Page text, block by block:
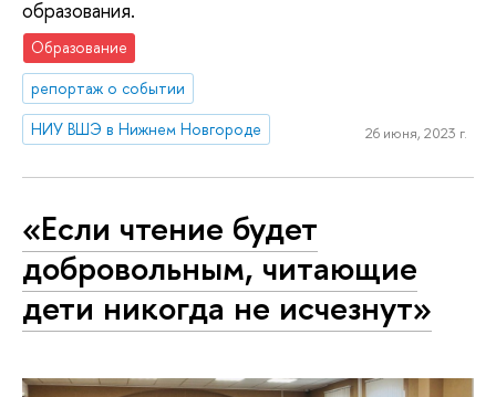
образования.
Образование
репортаж о событии
НИУ ВШЭ в Нижнем Новгороде
26 июня, 2023 г.
«Если чтение будет
добровольным, читающие
дети никогда не исчезнут»